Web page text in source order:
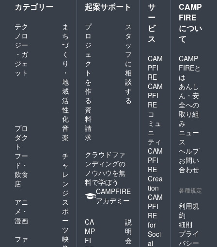
カテゴリー
テク
ノロ
ジー
・ガ
ジェ
ット
ま
ち
づ
く
り
・
地
域
活
性
化
プロ
ダク
ト
音
楽
フー
ド・
飲食
店
チ
ャ
レ
ン
ジ
アニ
メ・
漫画
ス
ポ
ー
ツ
ファ
映
起案サポート
プ
ロ
ジ
ェ
ク
ト
を
作
る
ス
タ
ッ
フ
に
相
談
す
る
資
料
請
求
クラウドファ
ンディングの
ノウハウを無
料で学ぼう
CAMPFIRE
アカデミー
CA
MP
FI
説
明
会
サ
ー
ビ
ス
CAM
PFI
RE
CAM
PFI
RE
コ
ミュ
ニ
ティ
CAM
PFI
RE
Crea
tion
CAM
PFI
RE
for
Soci
al
CAMP
FIRE
につい
て
CAMP
FIREと
は
あんし
ん・安
全への
取り組
み
ニュー
ス
ヘルプ
お問い
合わせ
各種規定
利用規
約
細則
プライ
バシー